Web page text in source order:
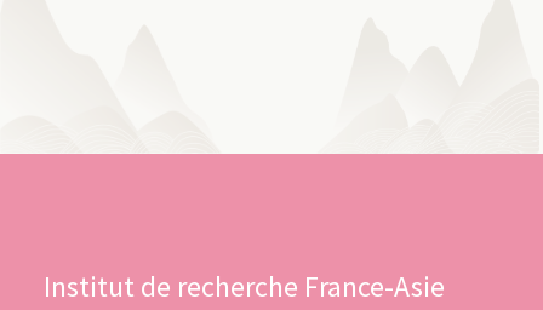
Institut de recherche France-Asie